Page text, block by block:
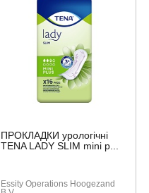
ПРОКЛАДКИ урологічні
TENA LADY SLIM mini p...
Essity Operations Hoogezand